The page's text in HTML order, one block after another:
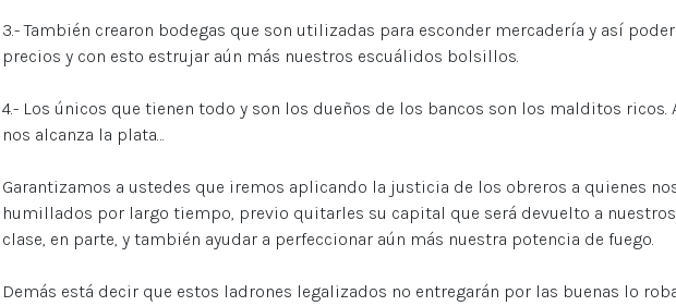
3.- También crearon bodegas que son utilizadas para esconder mercadería y así
precios y con esto estrujar aún más nuestros escuálidos bolsillos.
4.- Los únicos que tienen todo y son los dueños de los bancos son los malditos ricos.
nos alcanza la plata…
Garantizamos a ustedes que iremos aplicando la justicia de los obreros a quienes
humillados por largo tiempo, previo quitarles su capital que será devuelto a
clase, en parte, y también ayudar a perfeccionar aún más nuestra potencia de fuego.
Demás está decir que estos ladrones legalizados no entregarán por las buenas lo